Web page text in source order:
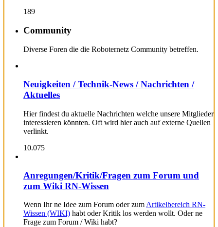
189
Community
Diverse Foren die die Roboternetz Community betreffen.
Neuigkeiten / Technik-News / Nachrichten /
Aktuelles
Hier findest du aktuelle Nachrichten welche unsere Mitglieder
interessieren könnten. Oft wird hier auch auf externe Quellen
verlinkt.
10.075
Anregungen/Kritik/Fragen zum Forum und
zum Wiki RN-Wissen
Wenn Ihr ne Idee zum Forum oder zum Artikelbereich RN-
Wissen (WIKI) habt oder Kritik los werden wollt. Oder ne
Frage zum Forum / Wiki habt?